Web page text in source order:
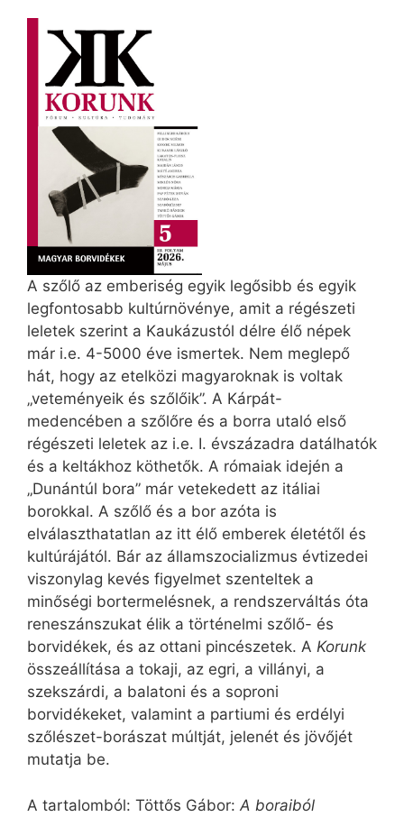
A szőlő az emberiség egyik legősibb és egyik
legfontosabb kultúrnövénye, amit a régészeti
leletek szerint a Kaukázustól délre élő népek
már i.e. 4-5000 éve ismertek. Nem meglepő
hát, hogy az etelközi magyaroknak is voltak
„veteményeik és szőlőik”. A Kárpát-
medencében a szőlőre és a borra utaló első
régészeti leletek az i.e. I. évszázadra datálhatók
és a keltákhoz köthetők. A rómaiak idején a
„Dunántúl bora” már vetekedett az itáliai
borokkal. A szőlő és a bor azóta is
elválaszthatatlan az itt élő emberek életétől és
kultúrájától. Bár az államszocializmus évtizedei
viszonylag kevés figyelmet szenteltek a
minőségi bortermelésnek, a rendszerváltás óta
reneszánszukat élik a történelmi szőlő- és
borvidékek, és az ottani pincészetek. A Korunk
összeállítása a tokaji, az egri, a villányi, a
szekszárdi, a balatoni és a soproni
borvidékeket, valamint a partiumi és erdélyi
szőlészet-borászat múltját, jelenét és jövőjét
mutatja be.
A tartalomból: Töttős Gábor: A boraiból